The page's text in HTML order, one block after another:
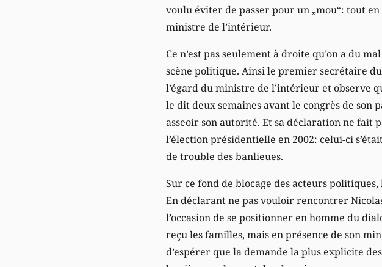
voulu éviter de passer pour un „mou“: tout
ministre de l’intérieur.
Ce n’est pas seulement à droite qu’on a du
scène politique. Ainsi le premier secrétaire
l’égard du ministre de l’intérieur et observe
le dit deux semaines avant le congrès de son
asseoir son autorité. Et sa déclaration ne fait
l’élection présidentielle en 2002: celui-ci
de trouble des banlieues.
Sur ce fond de blocage des acteurs
En déclarant ne pas vouloir rencontrer
l’occasion de se positionner en homme du
reçu les familles, mais en présence de son
d’espérer que la demande la plus explicite